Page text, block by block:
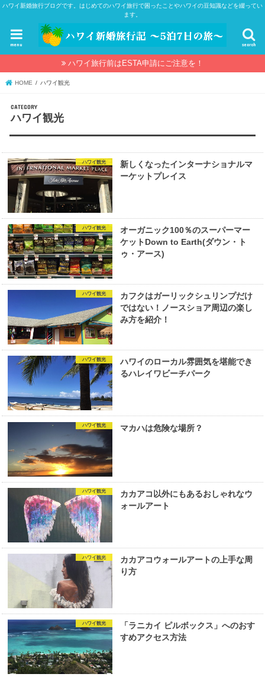
ハワイ新婚旅行ブログです。はじめてのハワイ旅行で困ったことやハワイの豆知識などを綴ってい
ます。
search
menu
ハワイ旅行前はESTA申請にご注意を！
HOME ハワイ観光
ハワイ観光
ハワイ観光
新しくなったインターナショナルマ
ーケットプレイス
ハワイ観光
オーガニック100％のスーパーマー
ケットDown to Earth(ダウン・ト
ゥ・アース)
ハワイ観光
カフクはガーリックシュリンプだけ
ではない！ノースショア周辺の楽し
み方を紹介！
ハワイ観光
ハワイのローカル雰囲気を堪能でき
るハレイワビーチパーク
ハワイ観光 マカハは危険な場所？
ハワイ観光
カカアコ以外にもあるおしゃれなウ
ォールアート
ハワイ観光
カカアコウォールアートの上手な周
り方
ハワイ観光
「ラニカイ ピルボックス」へのおす
すめアクセス方法